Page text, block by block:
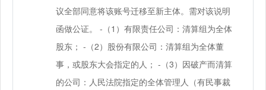
议全部同意将该账号迁移至新主体。需对该说明
函做公证。 -（1）有限责任公司：清算组为全体
股东； -（2）股份有限公司：清算组为全体董
事，或股东大会指定的人； -（3）因破产而清算
的公司：人民法院指定的全体管理人（有民事裁